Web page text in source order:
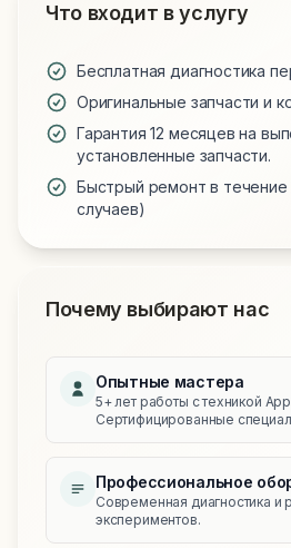
Что входит в услугу
Бесплатная диагностика
Оригинальные запчасти и
Гарантия 12 месяцев на
установленные запчасти.
Быстрый ремонт в течение
случаев)
Почему выбирают нас
Опытные мастера
5+ лет работы с техникой
Сертифицированные
Профессиональное
Современная диагностика и
экспериментов.